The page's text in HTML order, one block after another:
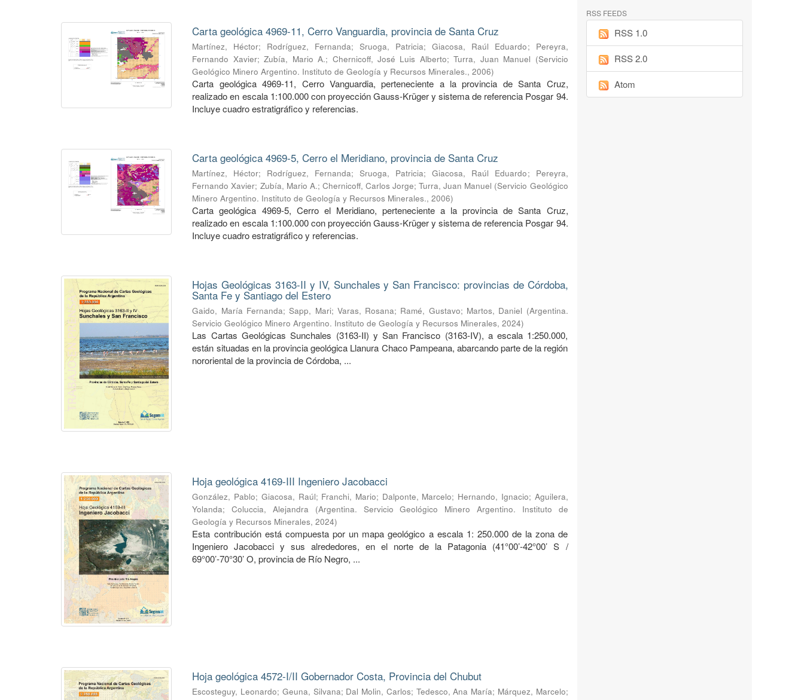
Carta geológica 4969-11, Cerro Vanguardia, provincia de Santa Cruz
Martínez, Héctor; Rodríguez, Fernanda;Sruoga, Patricia;Giacosa, Raúl Eduardo; Pereyra,
Fernando Xavier;Zubía, Mario A.; Chernicoff, José Luis Alberto;Turra, Juan Manuel (Servicio
Geológico Minero Argentino. Instituto de Geología y Recursos Minerales.,2006)
Carta geológica 4969-11, Cerro Vanguardia, perteneciente a la provincia de Santa Cruz,
realizado en escala 1:100.000 con proyección Gauss-Krüger y sistema de referencia Posgar 94.
Incluye cuadro estratigráfico y referencias.
Carta geológica 4969-5, Cerro el Meridiano, provincia de Santa Cruz
Martínez, Héctor; Rodríguez, Fernanda;Sruoga, Patricia;Giacosa, Raúl Eduardo; Pereyra,
Fernando Xavier; Zubía, Mario A.; Chernicoff, Carlos Jorge;Turra, Juan Manuel (Servicio Geológico
Minero Argentino. Instituto de Geología y Recursos Minerales.,2006)
Carta geológica 4969-5, Cerro el Meridiano, perteneciente a la provincia de Santa Cruz,
realizado en escala 1:100.000 con proyección Gauss-Krüger y sistema de referencia Posgar 94.
Incluye cuadro estratigráfico y referencias.
Hojas Geológicas 3163-II y IV, Sunchales y San Francisco: provincias de Córdoba,
Santa Fe y Santiago del Estero
Gaido, María Fernanda;Sapp, Mari; Varas, Rosana; Ramé, Gustavo; Martos, Daniel (Argentina.
Servicio Geológico Minero Argentino. Instituto de Geología y Recursos Minerales,2024)
Las Cartas Geológicas Sunchales (3163-II) y San Francisco (3163-IV), a escala 1:250.000,
están situadas en la provincia geológica Llanura Chaco Pampeana, abarcando parte de la región
nororiental de la provincia de Córdoba, ...
Hoja geológica 4169-III Ingeniero Jacobacci
González, Pablo; Giacosa, Raúl; Franchi, Mario; Dalponte, Marcelo; Hernando, Ignacio; Aguilera,
Yolanda;Coluccia, Alejandra (Argentina. Servicio Geológico Minero Argentino. Instituto de
Geología y Recursos Minerales,2024)
Esta contribución está compuesta por un mapa geológico a escala 1: 250.000 de la zona de
Ingeniero Jacobacci y sus alrededores, en el norte de la Patagonia (41°00’-42°00’ S /
69°00’-70°30’ O, provincia de Río Negro, ...
Hoja geológica 4572-I/II Gobernador Costa, Provincia del Chubut
Escosteguy, Leonardo; Geuna, Silvana; Dal Molin, Carlos; Tedesco, Ana María; Márquez, Marcelo;
RSS FEEDS
RSS 1.0
RSS 2.0
Atom